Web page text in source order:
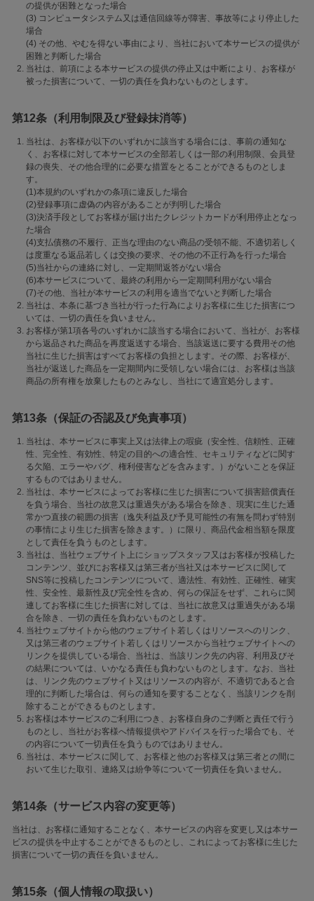
の提供が困難となった場合
(3) コンピュータシステム又は通信回線等が障害、事故等により停止した
場合
(4) その他、やむを得ない事由により、当社において本サービスの提供が
困難と判断した場合
当社は、前項による本サービスの提供の停止又は中断により、お客様が
被った損害について、一切の責任を負わないものとします。
第12条（利用制限及び登録抹消等）
当社は、お客様が以下のいずれかに該当する場合には、事前の通知な
く、お客様に対して本サービスの全部若しくは一部の利用制限、会員登
録の喪失、その他合理的に必要な措置をとることができるものとしま
す。
(1)本規約のいずれかの条項に違反した場合
(2)登録事項に虚偽の内容があることが判明した場合
(3)決済手段としてお客様が届け出たクレジットカードが利用停止となっ
た場合
(4)支払債務の不履行、正当な理由のない商品の受領不能、不適切若しく
は度重なる返品若しくは交換の要求、その他の不正行為を行った場合
(5)当社からの連絡に対し、一定期間返答がない場合
(6)本サービスについて、最終の利用から一定期間利用がない場合
(7)その他、当社が本サービスの利用を適当でないと判断した場合
当社は、本条に基づき当社が行った行為によりお客様に生じた損害につ
いては、一切の責任を負いません。
お客様が第1項各号のいずれかに該当する場合において、当社が、お客様
から返品された商品を再度返送する場合、当該返送に要する費用その他
当社に生じた損害はすべてお客様の負担とします。その際、お客様が、
当社が返送した商品を一定期間内に受領しない場合には、お客様は当該
商品の所有権を放棄したものとみなし、当社にて適宜処分します。
第13条（保証の否認及び免責事項）
当社は、本サービスに事実上又は法律上の瑕疵（安全性、信頼性、正確
性、完全性、有効性、特定の目的への適合性、セキュリティなどに関す
る欠陥、エラーやバグ、権利侵害などを含みます。）がないことを保証
するものではありません。
当社は、本サービスによってお客様に生じた損害について損害賠償責任
を負う場合、当社の故意又は重過失がある場合を除き、現実に生じた通
常かつ直接の範囲の損害（逸失利益及び予見可能性の有無を問わず特別
の事情により生じた損害を除きます。）に限り、商品代金相当額を限度
として責任を負うものとします。
当社は、当社ウェブサイト上にショップスタッフ又はお客様が投稿した
コンテンツ、並びにお客様又は第三者が当社又は本サービスに関して
SNS等に投稿したコンテンツについて、適法性、有効性、正確性、確実
性、安全性、最新性及び完全性を含め、何らの保証をせず、これらに関
連してお客様に生じた損害に対しては、当社に故意又は重過失がある場
合を除き、一切の責任を負わないものとします。
当社ウェブサイトから他のウェブサイト若しくはリソースへのリンク、
又は第三者のウェブサイト若しくはリソースから当社ウェブサイトへの
リンクを提供している場合、当社は、当該リンク先の内容、利用及びそ
の結果については、いかなる責任も負わないものとします。なお、当社
は、リンク先のウェブサイト又はリソースの内容が、不適切であると合
理的に判断した場合は、何らの通知を要することなく、当該リンクを削
除することができるものとします。
お客様は本サービスのご利用につき、お客様自身のご判断と責任で行う
ものとし、当社がお客様へ情報提供やアドバイスを行った場合でも、そ
の内容について一切責任を負うものではありません。
当社は、本サービスに関して、お客様と他のお客様又は第三者との間に
おいて生じた取引、連絡又は紛争等について一切責任を負いません。
第14条（サービス内容の変更等）
当社は、お客様に通知することなく、本サービスの内容を変更し又は本サー
ビスの提供を中止することができるものとし、これによってお客様に生じた
損害について一切の責任を負いません。
第15条（個人情報の取扱い）